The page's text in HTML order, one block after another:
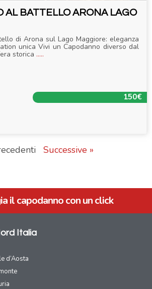
AL BATTELLO ARONA LAGO
di Arona sul Lago Maggiore: eleganza
unica Vivi un Capodanno diverso dal
storica .....
150€
Successive »
il capodanno con un click
Italia
d’Aosta